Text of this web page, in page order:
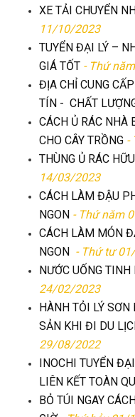
XE TẢI CHUYỂN
11/10/2023
TUYỂN ĐẠI LÝ –
GIÁ TỐT - Thứ
ĐỊA CHỈ CUNG
TÍN - CHẤT
CÁCH Ủ RÁC NHÀ
CHO CÂY TRỒNG -
THÙNG Ủ RÁC
14/03/2023
CÁCH LÀM ĐẬU
NGON - Thứ năm
CÁCH LÀM MÓN
NGON - Thứ tư
NƯỚC UỐNG
24/02/2023
HÀNH TỎI LÝ
SẢN KHI ĐI DU
29/08/2022
INOCHI TUYỂN
LIÊN KẾT TOÀN
BỎ TÚI NGAY